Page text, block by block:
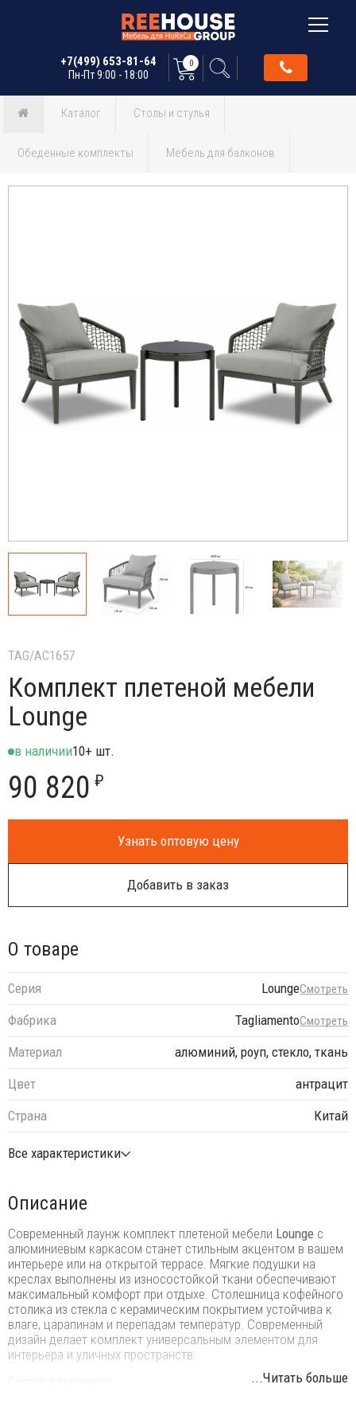
+7(499) 653-81-64
Пн-Пт 9:00 - 18:00
0
Каталог Столы и стулья
Обеденные комплекты Мебель для балконов
TAG/AC1657
Комплект плетеной мебели
Lounge
в наличии10+ шт.
90 820 ₽
Узнать оптовую цену
Добавить в заказ
О товаре
Серия LoungeСмотреть
Фабрика TagliamentoСмотреть
Материал
алюминий, роуп, стекло, ткань
Цвет
антрацит
Страна
Китай
Все характеристики
Описание
Современный лаунж комплект плетеной мебели Lounge с
алюминиевым каркасом станет стильным акцентом в вашем
интерьере или на открытой террасе. Мягкие подушки на
креслах выполнены из износостойкой ткани обеспечивают
максимальный комфорт при отдыхе. Столешница кофейного
столика из стекла с керамическим покрытием устойчива к
влаге, царапинам и перепадам температур. Современный
дизайн делает комплект универсальным элементом для
интерьера и уличных пространств.
...Читать больше